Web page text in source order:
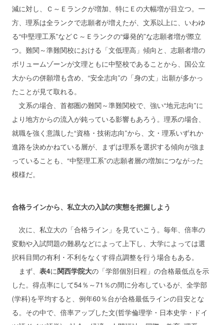
減に対し、Ｃ～Ｅランクが増加、特にＥの大幅増が目立つ。一
方、理系は全ランクで志願者が増えたが、文系以上に、いわゆ
る“中堅理工系”などＣ～Ｅランクの“爆発的”な志願者増が際立
つ。難関～準難関校における「文低理高」傾向と、志願者増の
ボリュームゾーンが文理ともに中堅校であることから、国公立
大からの併願増も含め、“安全志向”の「身の丈」出願が多かっ
たことが見て取れる。
文系の場合、首都圏の難関～準難関校で、強い“地元志向”に
より地方からの流入が鈍っている影響もあろう。理系の場合、
就職を強く意識した“資格・技術志向”から、文・理系いずれか
進路を決めかねている層が、まずは理系を選択する傾向が強ま
っていることも、“中堅理工系”の志願者層の増加につながった
模様だ。
合格ラインから、私立大の入試の実態を把握しよう
次に、私立大の「合格ライン」を見ていこう。毎年、倍率の
変動や入試問題の難易などによって上下し、大学によっては選
択科目間の有利・不利をなくす得点調整を行う場合もある。
まず、 表4に関西学院大の「学部個別日程」の合格最低点を示
した。得点率にして54％～71％の間に分布しているが、全学部
(学科)を平均すると、例年60％台が合格最低ラインの目安とな
る。その中で、倍率アップした文(哲学倫理学・日本史学・ドイ